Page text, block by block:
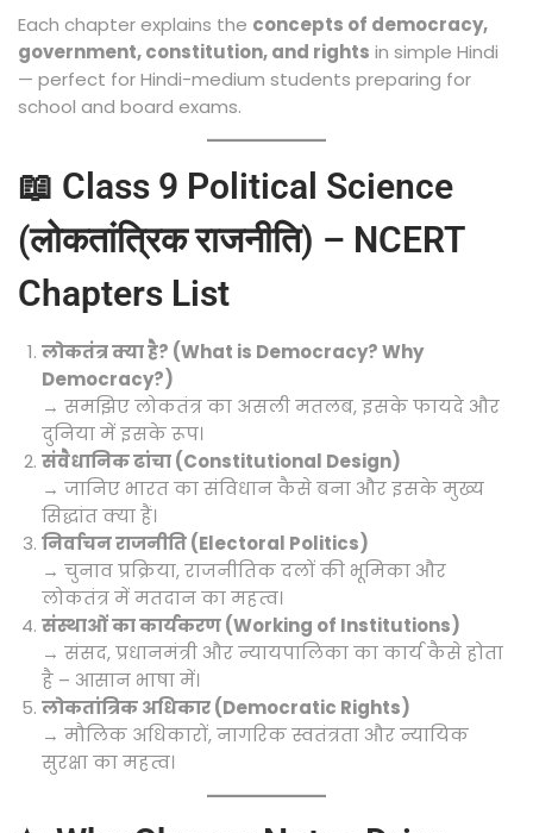
Each chapter explains the concepts of democracy,
government, constitution, and rights in simple Hindi
— perfect for Hindi-medium students preparing for
school and board exams.
📖 Class 9 Political Science
(लोकतांत्रिक राजनीति) – NCERT
Chapters List
लोकतंत्र क्या है? (What is Democracy? Why
Democracy?)
→ समझिए लोकतंत्र का असली मतलब, इसके फायदे और
दुनिया में इसके रूप।
संवैधानिक ढांचा (Constitutional Design)
→ जानिए भारत का संविधान कैसे बना और इसके मुख्य
सिद्धांत क्या हैं।
निर्वाचन राजनीति (Electoral Politics)
→ चुनाव प्रक्रिया, राजनीतिक दलों की भूमिका और
लोकतंत्र में मतदान का महत्व।
संस्थाओं का कार्यकरण (Working of Institutions)
→ संसद, प्रधानमंत्री और न्यायपालिका का कार्य कैसे होता
है – आसान भाषा में।
लोकतांत्रिक अधिकार (Democratic Rights)
→ मौलिक अधिकारों, नागरिक स्वतंत्रता और न्यायिक
सुरक्षा का महत्व।